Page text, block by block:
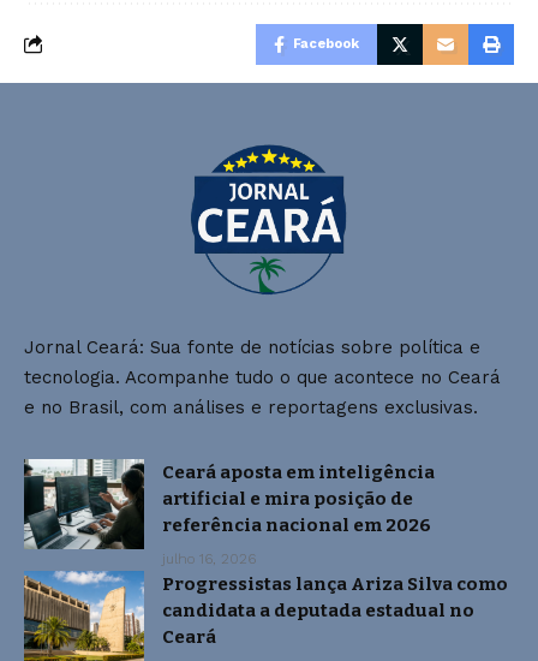
Facebook
Jornal Ceará: Sua fonte de notícias sobre política e
tecnologia. Acompanhe tudo o que acontece no Ceará
e no Brasil, com análises e reportagens exclusivas.
Ceará aposta em inteligência
artificial e mira posição de
referência nacional em 2026
julho 16, 2026
Progressistas lança Ariza Silva como
candidata a deputada estadual no
Ceará